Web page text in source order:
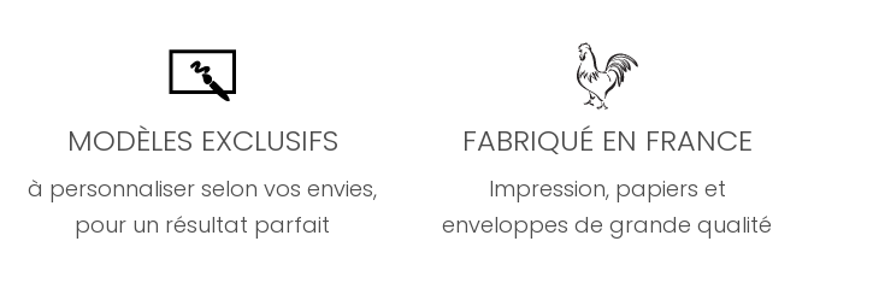
MODÈLES EXCLUSIFS
à personnaliser selon vos envies,
pour un résultat parfait
FABRIQUÉ EN FRANCE
Impression, papiers et
enveloppes de grande qualité